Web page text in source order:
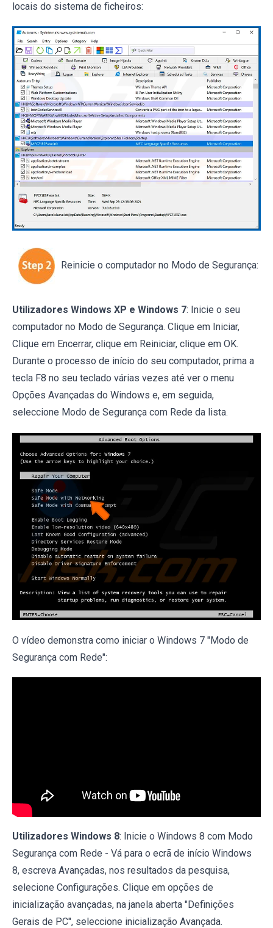
locais do sistema de ficheiros:
Reinicie o computador no Modo de Segurança:
Utilizadores Windows XP e Windows 7: Inicie o seu
computador no Modo de Segurança. Clique em Iniciar,
Clique em Encerrar, clique em Reiniciar, clique em OK.
Durante o processo de início do seu computador, prima a
tecla F8 no seu teclado várias vezes até ver o menu
Opções Avançadas do Windows e, em seguida,
seleccione Modo de Segurança com Rede da lista.
O vídeo demonstra como iniciar o Windows 7 "Modo de
Segurança com Rede":
Utilizadores Windows 8: Inicie o Windows 8 com Modo
Segurança com Rede - Vá para o ecrã de início Windows
8, escreva Avançadas, nos resultados da pesquisa,
selecione Configurações. Clique em opções de
inicialização avançadas, na janela aberta "Definições
Gerais de PC", seleccione inicialização Avançada.